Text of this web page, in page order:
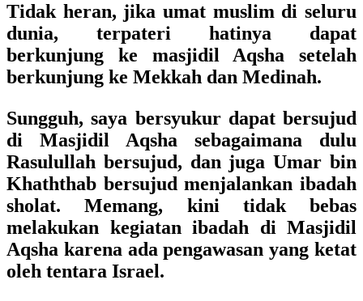
Tidak heran, jika umat muslim di seluru
dunia, terpateri hatinya dapat
berkunjung ke masjidil Aqsha setelah
berkunjung ke Mekkah dan Medinah.
Sungguh, saya bersyukur dapat bersujud
di Masjidil Aqsha sebagaimana dulu
Rasulullah bersujud, dan juga Umar bin
Khaththab bersujud menjalankan ibadah
sholat. Memang, kini tidak bebas
melakukan kegiatan ibadah di Masjidil
Aqsha karena ada pengawasan yang ketat
oleh tentara Israel.